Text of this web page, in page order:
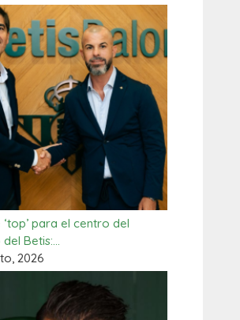
‘top’ para el centro del
Betis:…
2026